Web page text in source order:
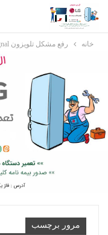
خانه رفع مشکل تلویزون no signal
مرور برچسب